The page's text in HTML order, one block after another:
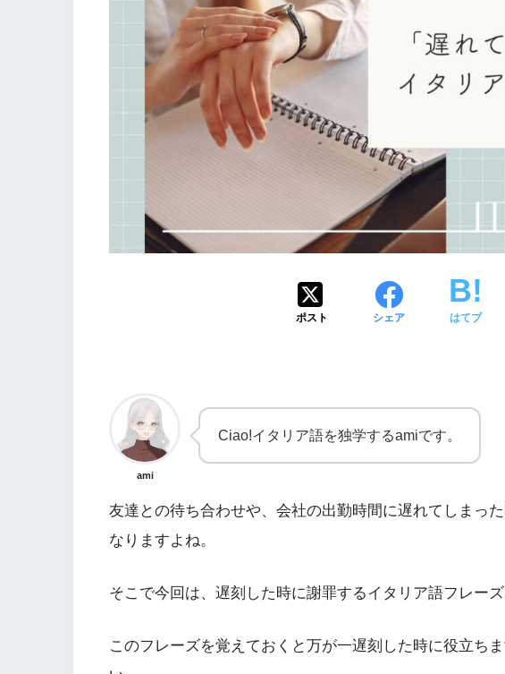
ポスト シェア はてブ
ami
Ciao!イタリア語を独学するamiです。
友達との待ち合わせや、会社の出勤時間に遅れてしまっ
なりますよね。
そこで今回は、遅刻した時に謝罪するイタリア語フレー
このフレーズを覚えておくと万が一遅刻した時に役立ち